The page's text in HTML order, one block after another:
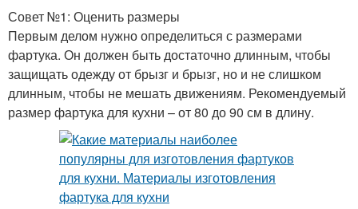
Совет №1: Оценить размеры
Первым делом нужно определиться с размерами
фартука. Он должен быть достаточно длинным, чтобы
защищать одежду от брызг и брызг, но и не слишком
длинным, чтобы не мешать движениям. Рекомендуемый
размер фартука для кухни – от 80 до 90 см в длину.